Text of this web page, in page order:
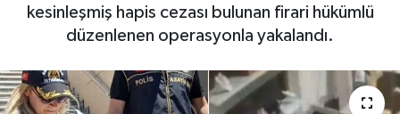
kesinleşmiş hapis cezası bulunan firari hükümlü
düzenlenen operasyonla yakalandı.
Haberde İnsan
Kültür Sanat